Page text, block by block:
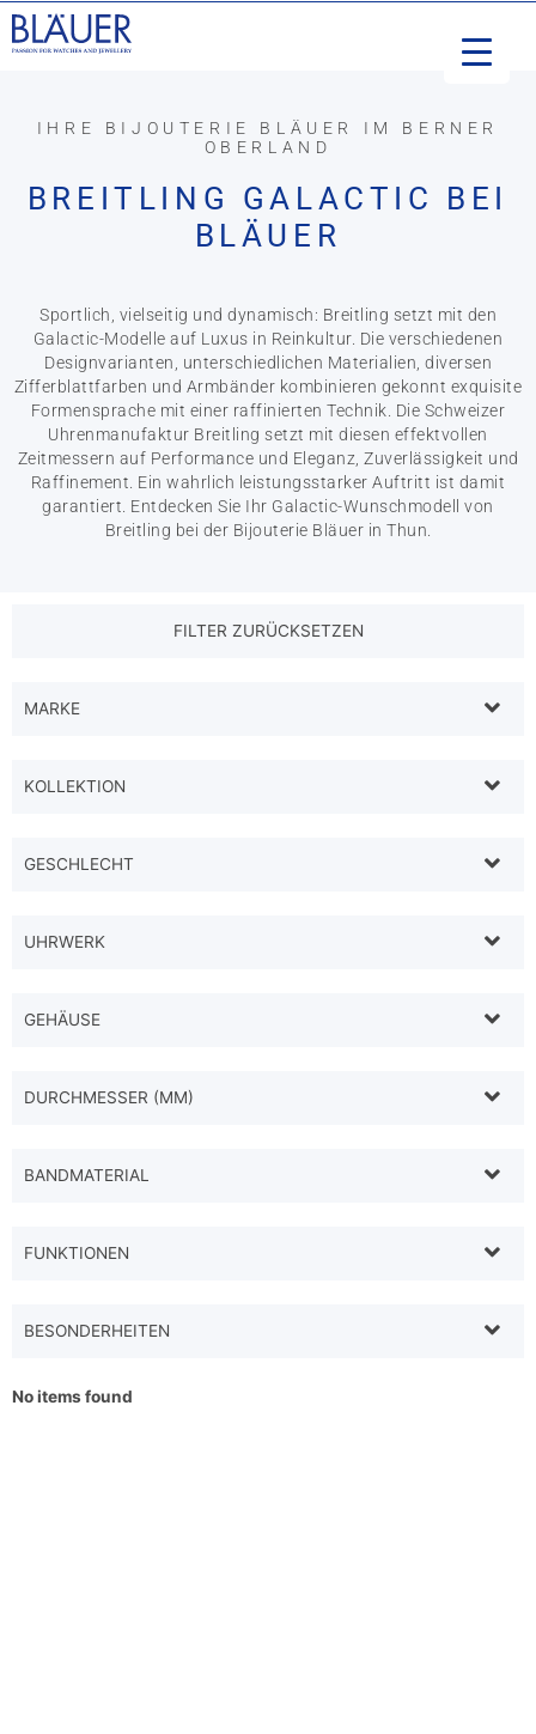
IHRE BIJOUTERIE BLÄUER IM BERNER
OBERLAND
BREITLING GALACTIC BEI
BLÄUER
Sportlich, vielseitig und dynamisch: Breitling setzt mit den
Galactic-Modelle auf Luxus in Reinkultur. Die verschiedenen
Designvarianten, unterschiedlichen Materialien, diversen
Zifferblattfarben und Armbänder kombinieren gekonnt exquisite
Formensprache mit einer raffinierten Technik. Die Schweizer
Uhrenmanufaktur Breitling setzt mit diesen effektvollen
Zeitmessern auf Performance und Eleganz, Zuverlässigkeit und
Raffinement. Ein wahrlich leistungsstarker Auftritt ist damit
garantiert. Entdecken Sie Ihr Galactic-Wunschmodell von
Breitling bei der Bijouterie Bläuer in Thun.
MARKE
KOLLEKTION
GESCHLECHT
UHRWERK
GEHÄUSE
DURCHMESSER (MM)
BANDMATERIAL
FUNKTIONEN
BESONDERHEITEN
No items found